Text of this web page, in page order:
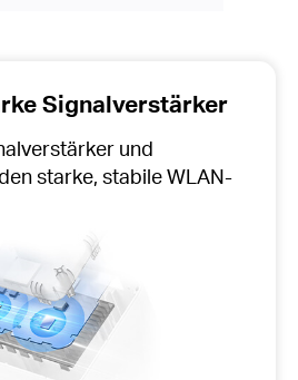
Signalverstärker
und
starke, stabile WLAN-